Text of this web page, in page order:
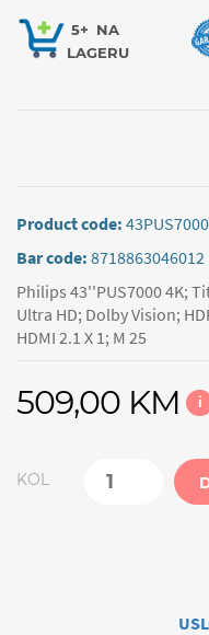
5+ NA
LAGERU
Product code:
Bar code: 8718863046012
Philips 43''PUS7000 4K;
Ultra HD; Dolby Vision;
HDMI 2.1 X 1; M 25
509,00 KM i
KOL